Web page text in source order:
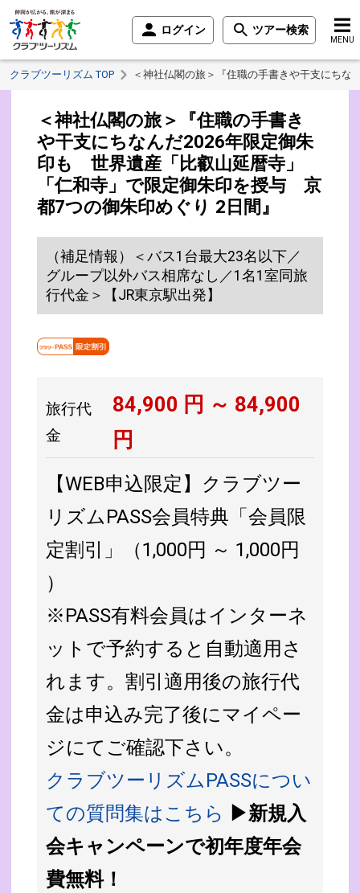
ログイン ツアー検索
MENU
クラブツーリズム TOP ＜神社仏閣の旅＞『住職の手書きや干支にち
＜神社仏閣の旅＞『住職の手書き
や干支にちなんだ2026年限定御朱
印も 世界遺産「比叡山延暦寺」
「仁和寺」で限定御朱印を授与 京
都7つの御朱印めぐり 2日間』
（補足情報）＜バス1台最大23名以下／
グループ以外バス相席なし／1名1室同旅
行代金＞【JR東京駅出発】
旅行代
金
84,900 円 ～ 84,900
円
【WEB申込限定】クラブツー
リズムPASS会員特典「会員限
定割引」（1,000円 ～ 1,000円
）
※PASS有料会員はインターネ
ットで予約すると自動適用さ
れます。割引適用後の旅行代
金は申込み完了後にマイペー
ジにてご確認下さい。
クラブツーリズムPASSについ
ての質問集はこちら ▶新規入
会キャンペーンで初年度年会
費無料！